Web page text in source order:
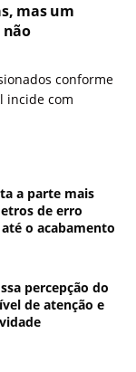
mas um
não
conforme
incide com
a parte mais
de erro
o acabamento
percepção do
de atenção e